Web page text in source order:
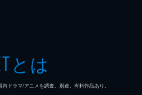
とは
ドラマ/アニメを調査。別途、有料作品あり。